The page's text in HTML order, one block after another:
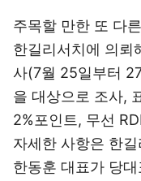
주목할 만한 또 다
한길리서치에 의뢰
사(7월 25일부터
을 대상으로 조사,
2%포인트, 무선
자세한 사항은 한
한동훈 대표가 당